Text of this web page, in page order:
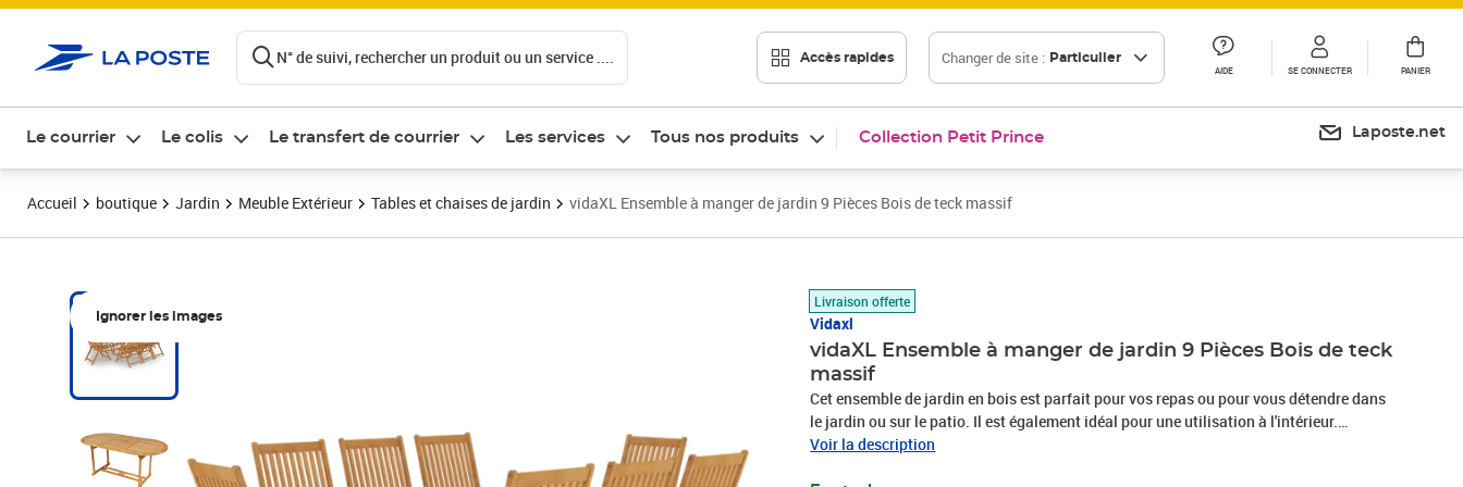
N° de suivi, rechercher un produit ou un service .... Accès rapides Changer de site : Particulier
AIDE SE CONNECTER PANIER
Le courrier Le colis Le transfert de courrier Les services Tous nos produits Collection Petit Prince Laposte.net
Accueil boutique Jardin Meuble Extérieur Tables et chaises de jardin vidaXL Ensemble à manger de jardin 9 Pièces Bois de teck massif
Ignorer les images
Livraison offerte
Vidaxl
vidaXL Ensemble à manger de jardin 9 Pièces Bois de teck
massif
Cet ensemble de jardin en bois est parfait pour vos repas ou pour vous détendre dans
le jardin ou sur le patio. Il est également idéal pour une utilisation à l'intérieur.
Fabriquée en bois dur de teck extrêmement durable, cette pièce de meuble en teck a
Voir la description
Prix 957,89€